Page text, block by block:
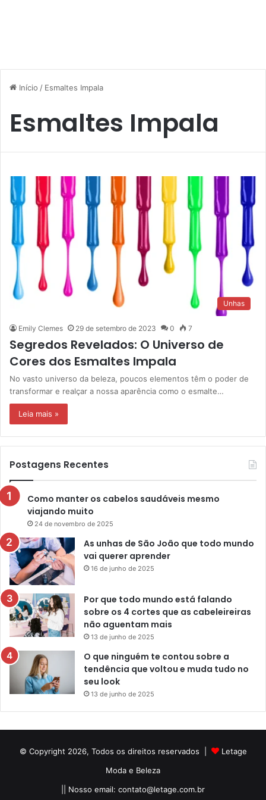
Início / Esmaltes Impala
Esmaltes Impala
Unhas
Emily Clemes 29 de setembro de 2023 0 7
Segredos Revelados: O Universo de
Cores dos Esmaltes Impala
No vasto universo da beleza, poucos elementos têm o poder de
transformar e realçar a nossa aparência como o esmalte…
Leia mais »
Postagens Recentes
Como manter os cabelos saudáveis mesmo
viajando muito
24 de novembro de 2025
As unhas de São João que todo mundo
vai querer aprender
16 de junho de 2025
Por que todo mundo está falando
sobre os 4 cortes que as cabeleireiras
não aguentam mais
13 de junho de 2025
O que ninguém te contou sobre a
tendência que voltou e muda tudo no
seu look
13 de junho de 2025
© Copyright 2026, Todos os direitos reservados |
Letage
Moda e Beleza
|| Nosso email: contato@letage.com.br